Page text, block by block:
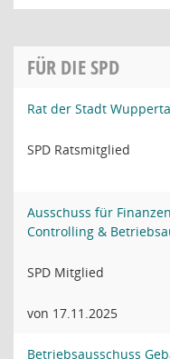
FÜR DIE SPD
Rat der Stadt
SPD Ratsmitglied
Ausschuss für
Controlling &
SPD Mitglied
von 17.11.2025
Betriebsausschuss